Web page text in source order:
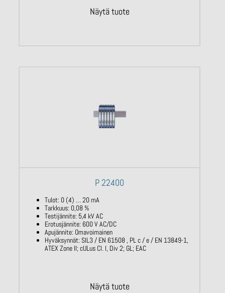
Näytä tuote
P 22400
Tulot: 0 (4) … 20 mA
Tarkkuus: 0,08 %
Testijännite: 5,4 kV AC
Erotusjännite: 600 V AC/DC
Apujännite: Omavoimainen
Hyväksynnät: SIL3 / EN 61508 , PL c / e / EN 13849-1,
ATEX Zone II; cULus Cl. I, Div 2; GL; EAC
Näytä tuote